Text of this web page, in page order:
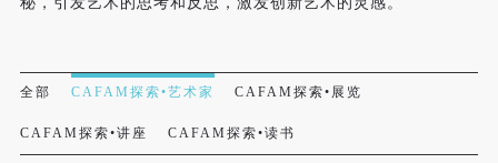
全部 CAFAM探索•艺术家 CAFAM探索•展览
CAFAM探索•讲座 CAFAM探索•读书